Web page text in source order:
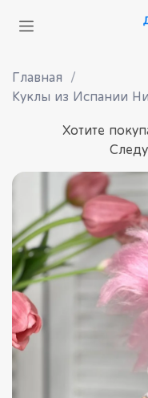
Главная
Куклы из Испании
Хотите